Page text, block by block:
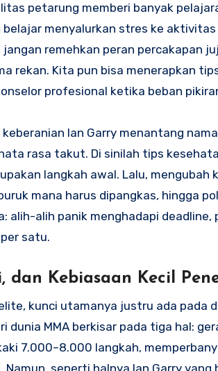
petarung memberi banyak
menyalurkan stres ke
remehkan peran percakapan
rekan. Kita pun bisa menerapkan
profesional ketika beban
Ian Garry menantang
rasa takut. Di sinilah tips
langkah awal. Lalu,
mana harus dipangkas, hingga
alih-alih panik menghadapi
satu.
dan Kebiasaan Kecil
kunci utamanya justru ada pada
dunia MMA berkisar pada tiga hal:
7.000–8.000 langkah,